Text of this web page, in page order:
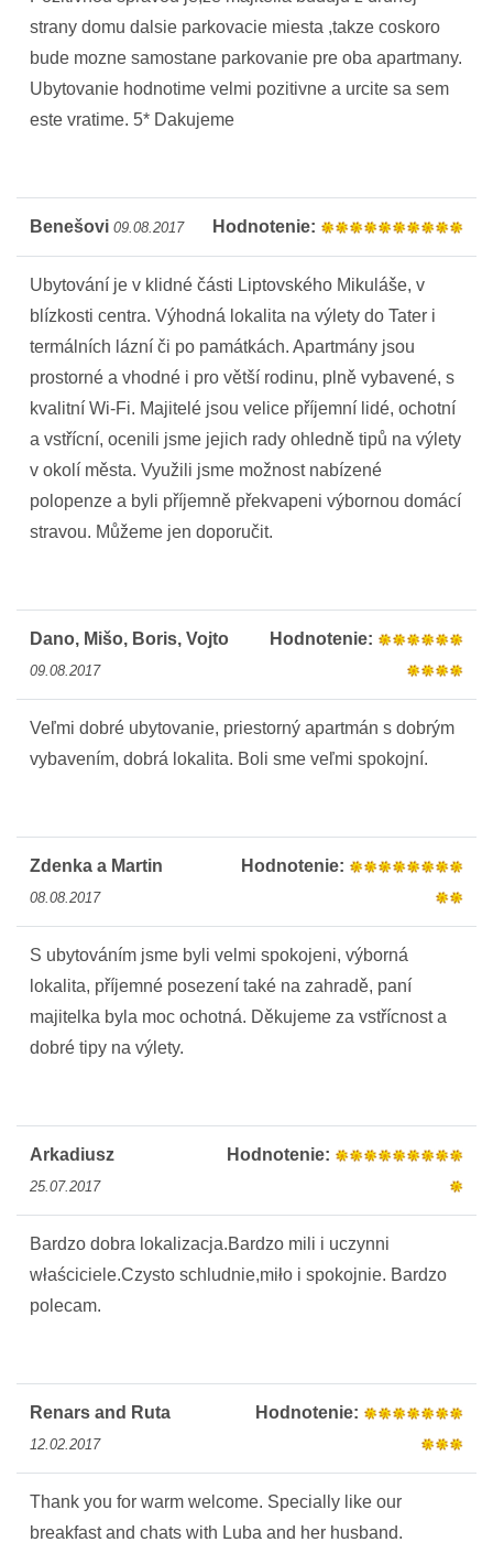
strany domu dalsie parkovacie miesta ,takze coskoro
bude mozne samostane parkovanie pre oba apartmany.
Ubytovanie hodnotime velmi pozitivne a urcite sa sem
este vratime. 5* Dakujeme
Benešovi 09.08.2017 Hodnotenie:
Ubytování je v klidné části Liptovského Mikuláše, v
blízkosti centra. Výhodná lokalita na výlety do Tater i
termálních lázní či po památkách. Apartmány jsou
prostorné a vhodné i pro větší rodinu, plně vybavené, s
kvalitní Wi-Fi. Majitelé jsou velice příjemní lidé, ochotní
a vstřícní, ocenili jsme jejich rady ohledně tipů na výlety
v okolí města. Využili jsme možnost nabízené
polopenze a byli příjemně překvapeni výbornou domácí
stravou. Můžeme jen doporučit.
Dano, Mišo, Boris, Vojto
09.08.2017
Hodnotenie:
Veľmi dobré ubytovanie, priestorný apartmán s dobrým
vybavením, dobrá lokalita. Boli sme veľmi spokojní.
Zdenka a Martin
08.08.2017
Hodnotenie:
S ubytováním jsme byli velmi spokojeni, výborná
lokalita, příjemné posezení také na zahradě, paní
majitelka byla moc ochotná. Děkujeme za vstřícnost a
dobré tipy na výlety.
Arkadiusz
25.07.2017
Hodnotenie:
Bardzo dobra lokalizacja.Bardzo mili i uczynni
właściciele.Czysto schludnie,miło i spokojnie. Bardzo
polecam.
Renars and Ruta
12.02.2017
Hodnotenie:
Thank you for warm welcome. Specially like our
breakfast and chats with Luba and her husband.